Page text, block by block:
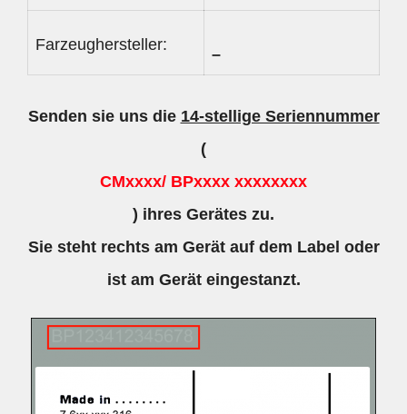
Farzeughersteller:
–
Senden sie uns die 14-stellige Seriennummer
(
CMxxxx/ BPxxxx xxxxxxxx
) ihres Gerätes zu.
Sie steht rechts am Gerät auf dem Label oder
ist am Gerät eingestanzt.